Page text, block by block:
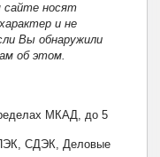
сайте носят
и не
Вы обнаружили
об этом.
МКАД, до 5
ПЭК, СДЭК, Деловые